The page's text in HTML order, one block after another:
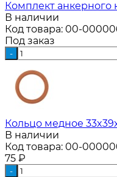
Комплект анкерного
В наличии
Код товара: 00-
Под заказ
-
Кольцо медное
В наличии
Код товара: 00-
75 ₽
-